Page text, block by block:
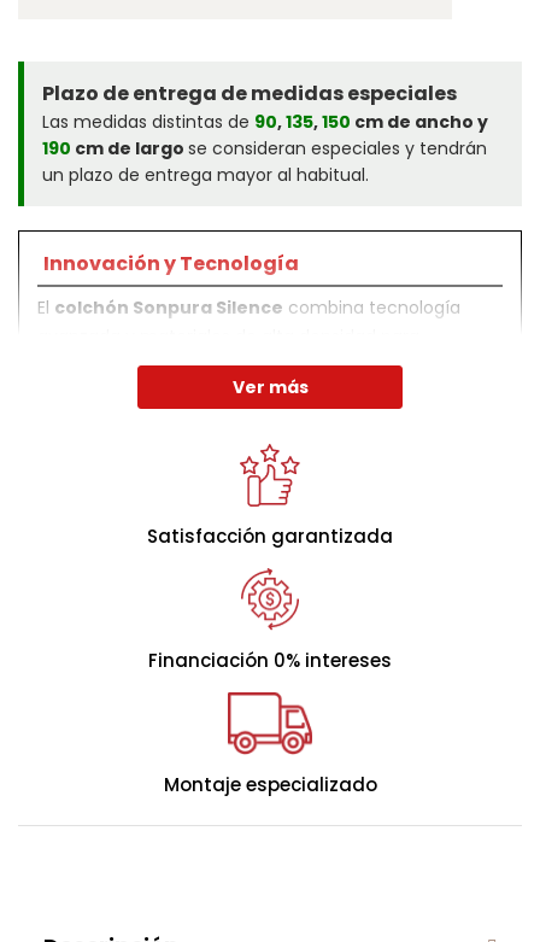
Plazo de entrega de medidas especiales
Las medidas distintas de 90,135,150 cm de ancho y
190 cm de largo se consideran especiales y tendrán
un plazo de entrega mayor al habitual.
Innovación y Tecnología
El colchón Sonpura Silence combina tecnología
proporcionar un soporte estructural óptimo y un
confort ergonómico superior.
Con una firmeza media y un diseño ergonómico, este
colchón es ideal para quienes buscan un descanso
Acabado y Garantía
3 años de garantía
Extendibles a 5 años si compras colchón y base o
color y tamaño.
Ver más
Satisfacción garantizada
Financiación 0% intereses
Montaje especializado